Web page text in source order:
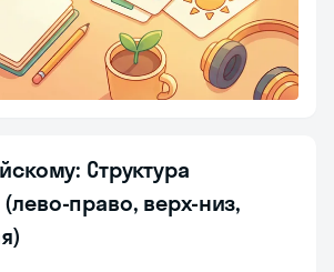
Структура
право, верх-низ,